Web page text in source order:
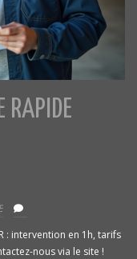
RAPIDE
: intervention en 1h, tarifs
nous via le site !